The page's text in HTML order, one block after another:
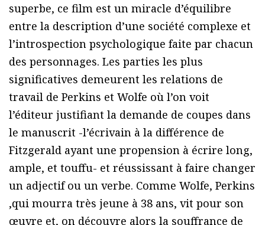
superbe, ce film est un miracle d’équilibre
entre la description d’une société complexe et
l’introspection psychologique faite par chacun
des personnages. Les parties les plus
significatives demeurent les relations de
travail de Perkins et Wolfe où l’on voit
l’éditeur justifiant la demande de coupes dans
le manuscrit -l’écrivain à la différence de
Fitzgerald ayant une propension à écrire long,
ample, et touffu- et réussissant à faire changer
un adjectif ou un verbe. Comme Wolfe, Perkins
,qui mourra très jeune à 38 ans, vit pour son
œuvre et, on découvre alors la souffrance de